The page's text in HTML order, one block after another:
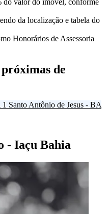
do valor do imóvel, conforme
da localização e tabela do
Honorários de Assessoria
de
1 Santo Antônio de Jesus - BA
- Iaçu Bahia